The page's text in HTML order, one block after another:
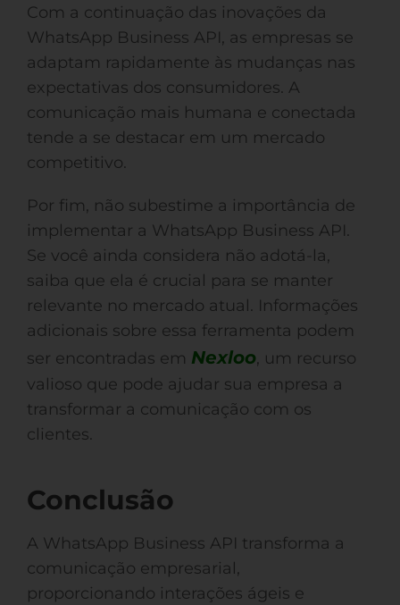
Com a continuação das inovações da
WhatsApp Business API, as empresas se
adaptam rapidamente às mudanças nas
expectativas dos consumidores. A
comunicação mais humana e conectada
tende a se destacar em um mercado
competitivo.
Por fim, não subestime a importância de
implementar a WhatsApp Business API.
Se você ainda considera não adotá-la,
saiba que ela é crucial para se manter
relevante no mercado atual. Informações
adicionais sobre essa ferramenta podem
ser encontradas em Nexloo, um recurso
valioso que pode ajudar sua empresa a
transformar a comunicação com os
clientes.
Conclusão
A WhatsApp Business API transforma a
comunicação empresarial,
proporcionando interações ágeis e